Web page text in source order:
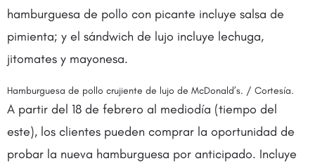
hamburguesa de pollo con picante incluye salsa de
pimienta; y el sándwich de lujo incluye lechuga,
jitomates y mayonesa.
Hamburguesa de pollo crujiente de lujo de McDonald’s. / Cortesía.
A partir del 18 de febrero al mediodía (tiempo del
este), los clientes pueden comprar la oportunidad de
probar la nueva hamburguesa por anticipado. Incluye